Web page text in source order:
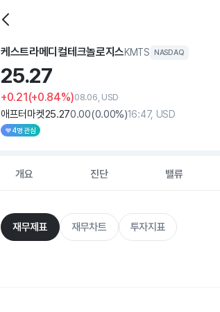
케스트라메디컬테크놀로지스KMTS NASDAQ
25.27
+0.21(+0.84%)08.06, USD
애프터마켓25.270.00(0.00%)16:47, USD
4명 관심
개요 진단 밸류
재무제표 재무차트 투자지표